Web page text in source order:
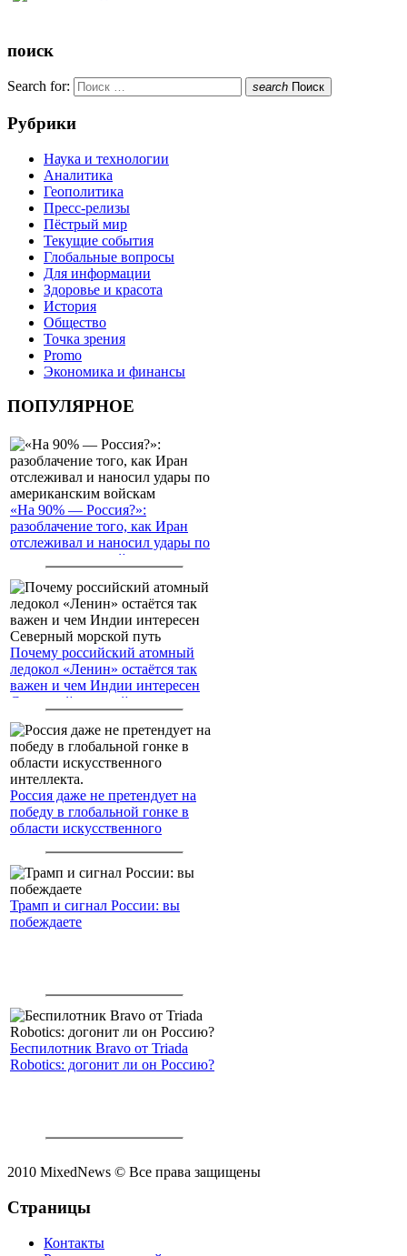
поиск
Search for: search Поиск
Рубрики
Наука и технологии
Аналитика
Геополитика
Пресс-релизы
Пёстрый мир
Текущие события
Глобальные вопросы
Для информации
Здоровье и красота
История
Общество
Точка зрения
Promo
Экономика и финансы
ПОПУЛЯРНОЕ
«На 90% — Россия?»:
разоблачение того, как Иран
отслеживал и наносил удары по
американским войскам
Почему российский атомный
ледокол «Ленин» остаётся так
важен и чем Индии интересен
Северный морской путь
Россия даже не претендует на
победу в глобальной гонке в
области искусственного
Трамп и сигнал России: вы
побеждаете
Беспилотник Bravo от Triada
Robotics: догонит ли он Россию?
2010 MixedNews © Все права защищены
Страницы
Контакты